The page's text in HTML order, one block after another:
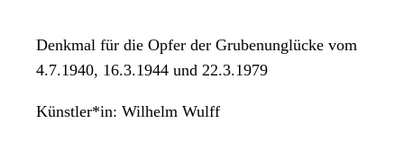
Denkmal für die Opfer der Grubenunglücke vom
4.7.1940, 16.3.1944 und 22.3.1979
Künstler*in: Wilhelm Wulff